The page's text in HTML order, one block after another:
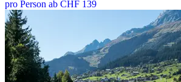
pro Person ab CHF 139